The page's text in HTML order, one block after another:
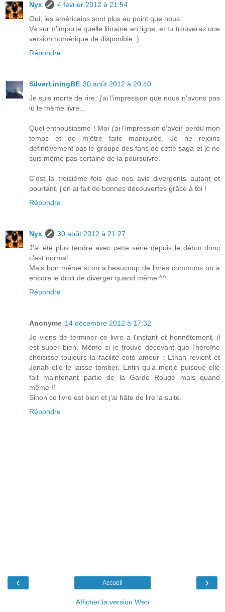
Nyx
4 février 2012 à 21:54
Oui, les américains sont plus au point que nous.
Va sur n'importe quelle librairie en ligne, et tu trouveras une
version numérique de disponible :)
Répondre
SilverLiningBE 30 août 2012 à 20:40
Je suis morte de rire, j'ai l'impression que nous n'avons pas
lu le même livre...
Quel enthousiasme ! Moi j'ai l'impression d'avoir perdu mon
temps et de m'être faite manipulée. Je ne rejoins
définitivement pas le groupe des fans de cette saga et je ne
suis même pas certaine de la poursuivre.
C'est la troisième fois que nos avis divergents autant et
pourtant, j'en ai fait de bonnes découvertes grâce à toi !
Répondre
Nyx
30 août 2012 à 21:27
J'ai été plus tendre avec cette série depuis le début donc
c'est normal.
Mais bon même si on a beaucoup de livres communs on a
encore le droit de diverger quand même ^^
Répondre
Anonyme 14 décembre 2012 à 17:32
Je viens de terminer ce livre a l'instant et honnêtement, il
est super bien. Même si je trouve décevant que l’héroïne
choisisse toujours la facilité coté amour : Ethan revient et
Jonah elle le laisse tomber. Enfin qu'a moitié puisque elle
fait maintenant partie de la Garde Rouge mais quand
même !!
Sinon ce livre est bien et j'ai hâte de lire la suite.
Répondre
‹ ›
Accueil
Afficher la version Web